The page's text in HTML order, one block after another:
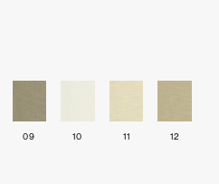
09 10 11 12